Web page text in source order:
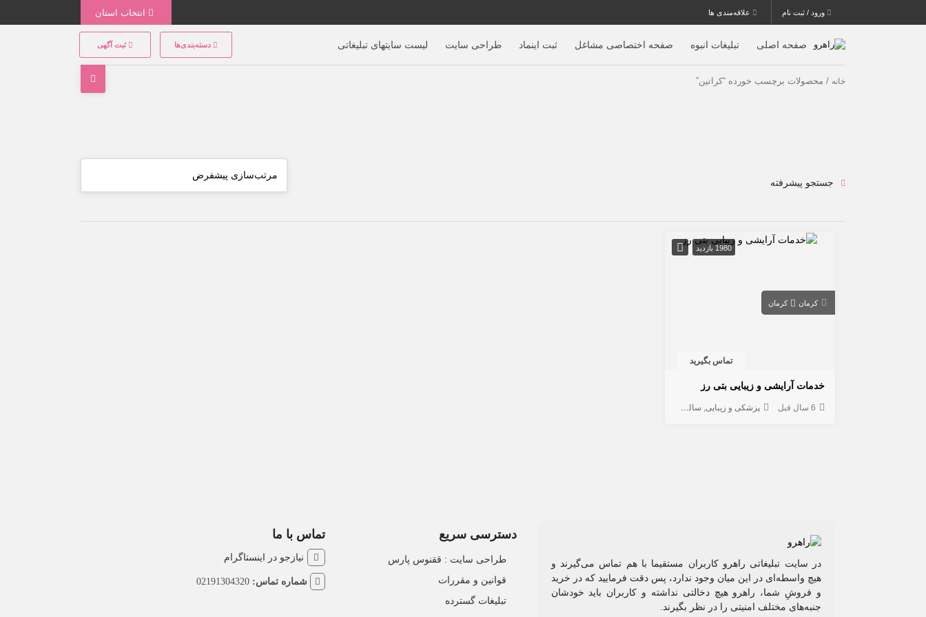
ورود / ثبت نام علاقه‌مندی ها
صفحه اصلی تبلیغات انبوه صفحه اختصاصی مشاغل ثبت اینماد طراحی سایت لیست سایتهای تبلیغاتی دسته‌بندی‌ها ثبت آگهی
خانه / محصولات برچسب خورده “کراتین”
جستجو پیشرفته
1980 بازدید
کرمان کرمان
تماس بگیرید
خدمات آرایشی و زیبایی بتی رز
6 سال قبل پزشکی و زیبایی سالن آرایش و زیبایی
در سایت تبلیغاتی راهرو کاربران مستقیما با هم تماس می‌گیرند و
هیچ واسطه‌ای در این میان وجود ندارد، پس دقت فرمایید که در خرید
و فروشِ شما، راهرو هیچ دخالتی نداشته و کاربران باید خودشان
جنبه‌های مختلف امنیتی را در نظر بگیرند.
دسترسی سریع
طراحی سایت :‌ ققنوس پارس
قوانین و مقررات
تبلیغات گسترده
تماس با ما
نیازجو در اینستاگرام
شماره تماس: 02191304320